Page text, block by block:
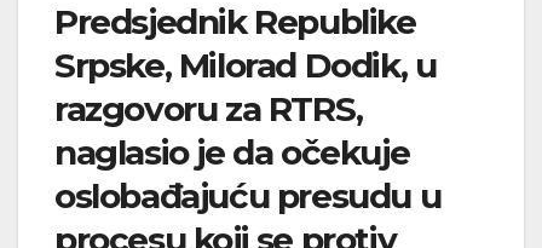
Predsjednik Republike
Srpske, Milorad Dodik, u
razgovoru za RTRS,
naglasio je da očekuje
oslobađajuću presudu u
procesu koji se protiv